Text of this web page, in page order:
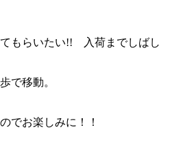
もらいたい!! 入荷までしばし
歩で移動。
でお楽しみに！！